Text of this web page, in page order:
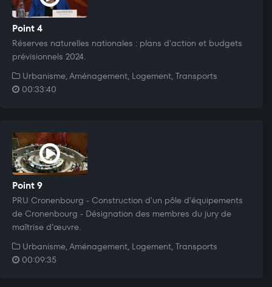
Point 4
Réserves naturelles nationales : plans d'action et budgets
prévisionnels 2024.
Urbanisme, Aménagement, Logement, Transports
00:33:40
Point 9
PRU Cronenbourg - Construction d'un pôle d'équipements
de Cronenbourg - Désignation des membres du jury de
maîtrise d’œuvre.
Urbanisme, Aménagement, Logement, Transports
00:09:35